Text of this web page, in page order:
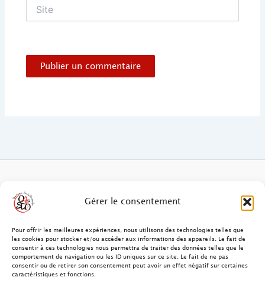
Gérer le consentement
Pour offrir les meilleures expériences, nous utilisons des technologies telles que
les cookies pour stocker et/ou accéder aux informations des appareils. Le fait de
consentir à ces technologies nous permettra de traiter des données telles que le
comportement de navigation ou les ID uniques sur ce site. Le fait de ne pas
consentir ou de retirer son consentement peut avoir un effet négatif sur certaines
caractéristiques et fonctions.
FAQ des patients/clients
Contact
FAQ Ostéopathie Humaine